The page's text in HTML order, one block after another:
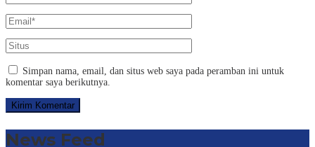
Simpan nama, email, dan situs web saya pada peramban ini untuk
komentar saya berikutnya.
News Feed